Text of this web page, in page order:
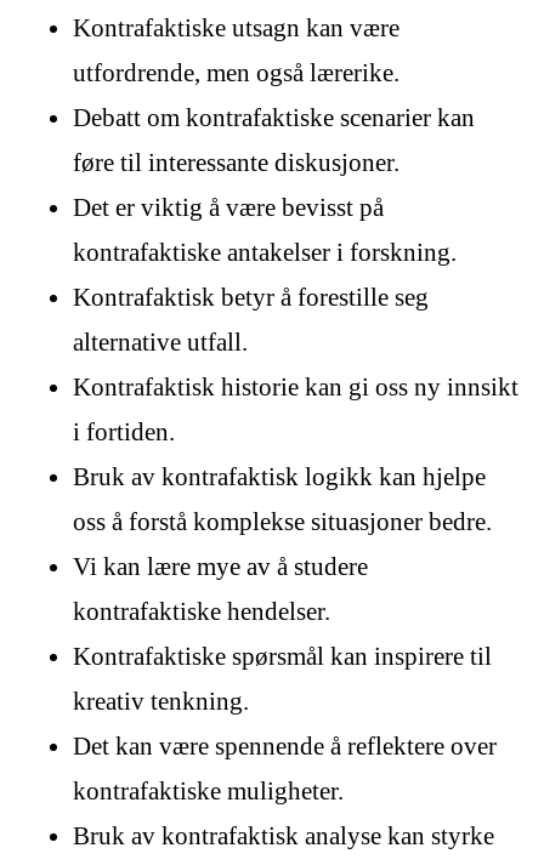
Kontrafaktiske utsagn kan være
utfordrende, men også lærerike.
Debatt om kontrafaktiske scenarier kan
føre til interessante diskusjoner.
Det er viktig å være bevisst på
kontrafaktiske antakelser i forskning.
Kontrafaktisk betyr å forestille seg
alternative utfall.
Kontrafaktisk historie kan gi oss ny innsikt
i fortiden.
Bruk av kontrafaktisk logikk kan hjelpe
oss å forstå komplekse situasjoner bedre.
Vi kan lære mye av å studere
kontrafaktiske hendelser.
Kontrafaktiske spørsmål kan inspirere til
kreativ tenkning.
Det kan være spennende å reflektere over
kontrafaktiske muligheter.
Bruk av kontrafaktisk analyse kan styrke